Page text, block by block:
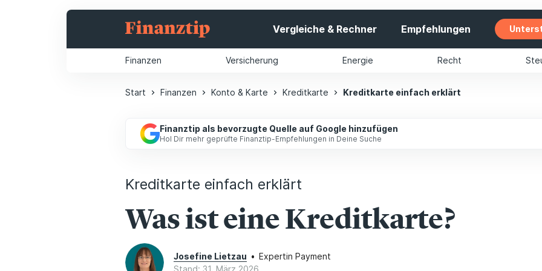
Vergleiche & Rechner Empfehlungen
Finanzen Versicherung Energie Recht
Start Finanzen Konto & Karte Kreditkarte Kreditkarte einfach erklärt
Finanztip als bevorzugte Quelle auf Google hinzufügen
Hol Dir mehr geprüfte Finanztip-Empfehlungen in Deine Suche
Kreditkarte einfach erklärt
Was ist eine Kreditkarte?
Josefine Lietzau • Expertin Payment
Stand: 31. März 2026